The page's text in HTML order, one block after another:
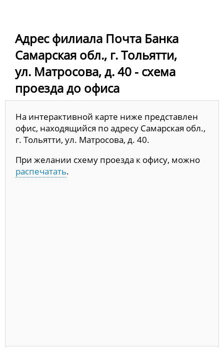
Адрес филиала Почта Банка
Самарская обл., г. Тольятти,
ул. Матросова, д. 40 - схема
проезда до офиса
На интерактивной карте ниже представлен
офис, находящийся по адресу Самарская обл.,
г. Тольятти, ул. Матросова, д. 40.
При желании схему проезда к офису, можно
распечатать.